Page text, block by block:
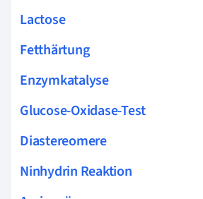
Lactose
Fetthärtung
Enzymkatalyse
Glucose-Oxidase-Test
Diastereomere
Ninhydrin Reaktion